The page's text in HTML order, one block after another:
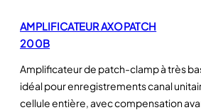
AMPLIFICATEUR AXOPATCH
200B
Amplificateur de patch-clamp à très
idéal pour enregistrements canal
cellule entière, avec compensation